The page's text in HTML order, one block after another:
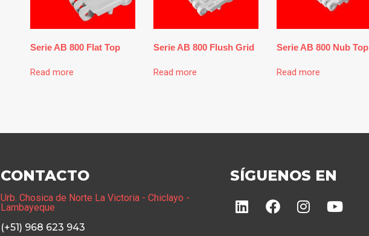
Serie AB 800 Flat Top
Read more
Serie AB 800 Flush Grid
Read more
Serie AB 800 Nub Top
Read more
CONTACTO
Urb. Chosica de Norte La Victoria - Chiclayo -
Lambayeque
(+51) 968 623 943
SÍGUENOS EN